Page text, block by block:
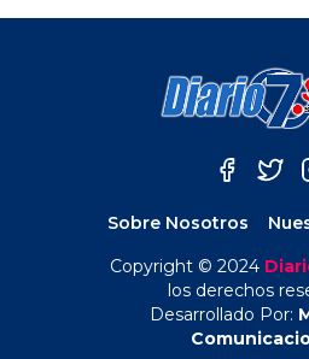
Sobre Nosotros
Copyright © 2024
los derechos
Desarrollado Por: